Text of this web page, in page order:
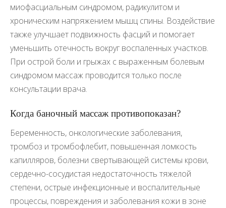
миофасциальным синдромом, радикулитом и
хроническим напряжением мышц спины. Воздействие
также улучшает подвижность фасций и помогает
уменьшить отечность вокруг воспаленных участков.
При острой боли и грыжах с выраженным болевым
синдромом массаж проводится только после
консультации врача.
Когда баночный массаж противопоказан?
Беременность, онкологические заболевания,
тромбоз и тромбофлебит, повышенная ломкость
капилляров, болезни свертывающей системы крови,
сердечно-сосудистая недостаточность тяжелой
степени, острые инфекционные и воспалительные
процессы, повреждения и заболевания кожи в зоне